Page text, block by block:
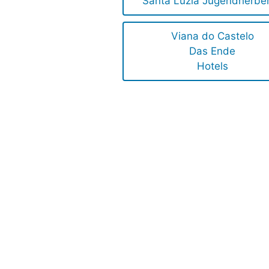
Viana do Castelo
Das Ende
Hotels